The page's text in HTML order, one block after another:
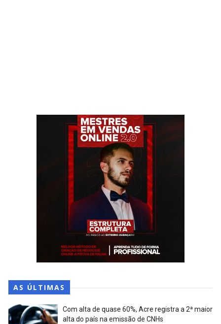
AS ÚLTIMAS
Com alta de quase 60%, Acre registra a 2ª maior
alta do país na emissão de CNHs